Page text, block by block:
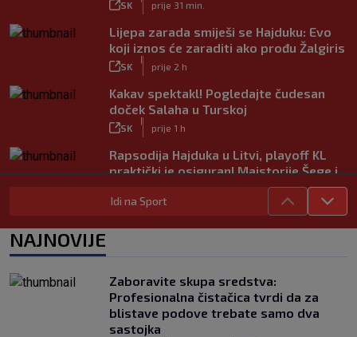
SK prije 31 min.
Lijepa zarada smiješi se Hajduku: Evo
koji iznos će zaraditi ako prođu Žalgiris
SK prije 2 h
Kakav spektakl! Pogledajte čudesan
doček Salaha u Turskoj
SK prije 1 h
Rapsodija Hajduka u Litvi, playoff KL
praktički je osiguran! Majstorije Šege i
SK
|
prije 6 h
Neočekivani problemi za Dinamo:
Rijeka u Finsku nosi minimalnu
prednost, bivši vratar Dinama spriječio
veću razliku
Idi na Sport
NAJNOVIJE
Zaboravite skupa sredstva:
Profesionalna čistačica tvrdi da za
blistave podove trebate samo dva
sastojka